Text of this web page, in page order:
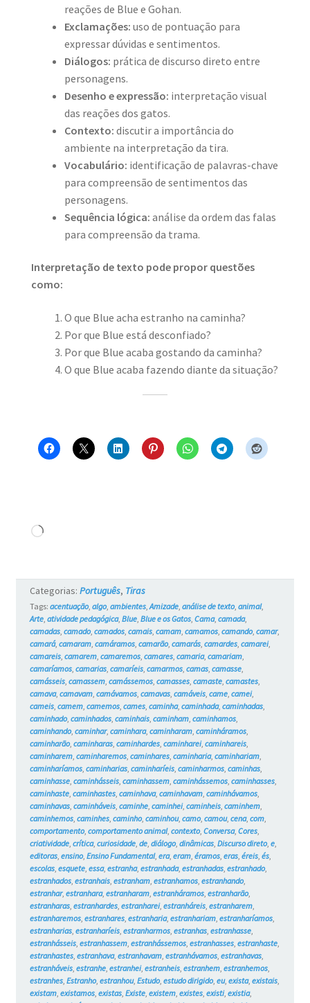
reações de Blue e Gohan.
Exclamações: uso de pontuação para
expressar dúvidas e sentimentos.
Diálogos: prática de discurso direto entre
personagens.
Desenho e expressão: interpretação visual
das reações dos gatos.
Contexto: discutir a importância do
ambiente na interpretação da tira.
Vocabulário: identificação de palavras-chave
para compreensão de sentimentos das
personagens.
Sequência lógica: análise da ordem das falas
para compreensão da trama.
Interpretação de texto pode propor questões
como:
O que Blue acha estranho na caminha?
Por que Blue está desconfiado?
Por que Blue acaba gostando da caminha?
O que Blue acaba fazendo diante da situação?
Carregando...
Categorias: Português, Tiras
Tags: acentuação, algo, ambientes,Amizade, análise de texto, animal,
Arte, atividade pedagógica, Blue, Blue e os Gatos, Cama, camada,
camadas, camado, camados, camais, camam, camamos, camando, camar,
camará, camaram, camáramos, camarão, camarás, camardes, camarei,
camareis, camarem, camaremos, camares, camaria, camariam,
camaríamos, camarias, camaríeis, camarmos, camas, camasse,
camásseis, camassem, camássemos, camasses, camaste, camastes,
camava, camavam, camávamos, camavas, camáveis, came, camei,
cameis, camem, camemos, cames, caminha, caminhada, caminhadas,
caminhado, caminhados, caminhais, caminham, caminhamos,
caminhando, caminhar, caminhara, caminharam, caminháramos,
caminharão, caminharas, caminhardes, caminharei, caminhareis,
caminharem, caminharemos, caminhares, caminharia, caminhariam,
caminharíamos, caminharias, caminharíeis, caminharmos, caminhas,
caminhasse, caminhásseis, caminhassem, caminhássemos, caminhasses,
caminhaste, caminhastes, caminhava, caminhavam, caminhávamos,
caminhavas, caminháveis, caminhe, caminhei, caminheis, caminhem,
caminhemos, caminhes, caminho, caminhou, camo, camou, cena, com,
comportamento, comportamento animal, contexto, Conversa, Cores,
criatividade, crítica, curiosidade, de, diálogo, dinâmicas, Discurso direto, e,
editoras, ensino, Ensino Fundamental, era, eram, éramos, eras, éreis, és,
escolas, esquete, essa, estranha, estranhada, estranhadas, estranhado,
estranhados, estranhais, estranham, estranhamos, estranhando,
estranhar, estranhara, estranharam, estranháramos, estranharão,
estranharas, estranhardes, estranharei, estranháreis, estranharem,
estranharemos, estranhares, estranharia, estranhariam, estranharíamos,
estranharias, estranharíeis, estranharmos, estranhas, estranhasse,
estranhásseis, estranhassem, estranhássemos, estranhasses, estranhaste,
estranhastes, estranhava, estranhavam, estranhávamos, estranhavas,
estranháveis, estranhe, estranhei, estranheis, estranhem, estranhemos,
estranhes, Estranho, estranhou, Estudo, estudo dirigido, eu, exista, existais,
existam, existamos, existas, Existe, existem, existes, existi, existia,